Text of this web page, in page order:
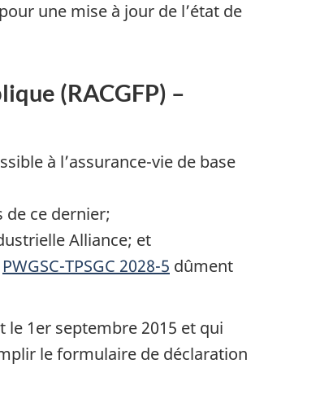
une mise à jour de l’état de
(RACGFP) –
à l’assurance-vie de base
de ce dernier;
Alliance; et
PWGSC-TPSGC 2028-5 dûment
le 1er septembre 2015 et qui
le formulaire de déclaration